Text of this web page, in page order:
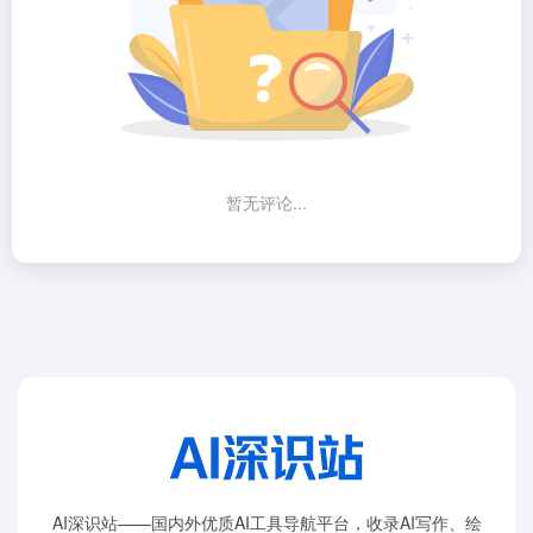
暂无评论...
AI深识站——国内外优质AI工具导航平台，收录AI写作、绘